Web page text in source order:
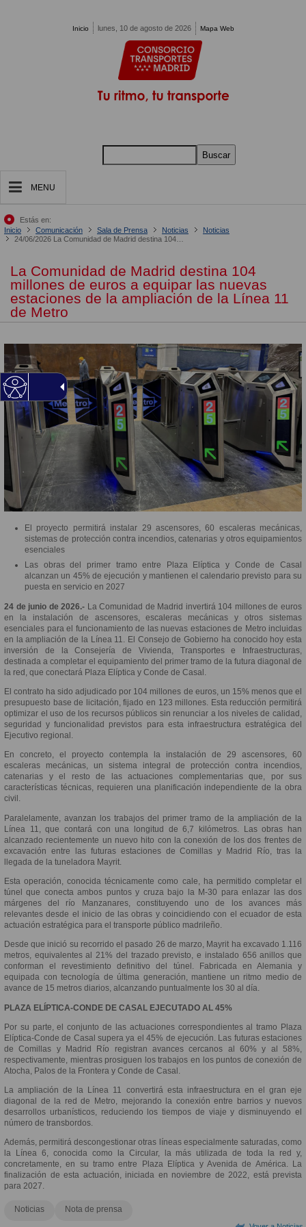
Inicio lunes, 10 de agosto de 2026 Mapa Web
Buscar
MENU
Estás en:
Inicio
Comunicación Sala de Prensa Noticias
Noticias
La Comunidad de Madrid destina 104
millones de euros a equipar las nuevas
estaciones de la ampliación de la Línea 11
de Metro
El proyecto permitirá instalar 29 ascensores, 60 escaleras mecánicas,
sistemas de protección contra incendios, catenarias y otros equipamientos
esenciales
Las obras del primer tramo entre Plaza Elíptica y Conde de Casal
alcanzan un 45% de ejecución y mantienen el calendario previsto para su
puesta en servicio en 2027
24 de junio de 2026.- La Comunidad de Madrid invertirá 104 millones de euros
en la instalación de ascensores, escaleras mecánicas y otros sistemas
esenciales para el funcionamiento de las nuevas estaciones de Metro incluidas
en la ampliación de la Línea 11. El Consejo de Gobierno ha conocido hoy esta
inversión de la Consejería de Vivienda, Transportes e Infraestructuras,
destinada a completar el equipamiento del primer tramo de la futura diagonal de
la red, que conectará Plaza Elíptica y Conde de Casal.
El contrato ha sido adjudicado por 104 millones de euros, un 15% menos que el
presupuesto base de licitación, fijado en 123 millones. Esta reducción permitirá
optimizar el uso de los recursos públicos sin renunciar a los niveles de calidad,
seguridad y funcionalidad previstos para esta infraestructura estratégica del
Ejecutivo regional.
En concreto, el proyecto contempla la instalación de 29 ascensores, 60
escaleras mecánicas, un sistema integral de protección contra incendios,
catenarias y el resto de las actuaciones complementarias que, por sus
características técnicas, requieren una planificación independiente de la obra
civil.
Paralelamente, avanzan los trabajos del primer tramo de la ampliación de la
Línea 11, que contará con una longitud de 6,7 kilómetros. Las obras han
alcanzado recientemente un nuevo hito con la conexión de los dos frentes de
excavación entre las futuras estaciones de Comillas y Madrid Río, tras la
llegada de la tuneladora Mayrit.
Esta operación, conocida técnicamente como cale, ha permitido completar el
túnel que conecta ambos puntos y cruza bajo la M-30 para enlazar las dos
márgenes del río Manzanares, constituyendo uno de los avances más
relevantes desde el inicio de las obras y coincidiendo con el ecuador de esta
actuación estratégica para el transporte público madrileño.
Desde que inició su recorrido el pasado 26 de marzo, Mayrit ha excavado 1.116
metros, equivalentes al 21% del trazado previsto, e instalado 656 anillos que
conforman el revestimiento definitivo del túnel. Fabricada en Alemania y
equipada con tecnología de última generación, mantiene un ritmo medio de
avance de 15 metros diarios, alcanzando puntualmente los 30 al día.
PLAZA ELÍPTICA-CONDE DE CASAL EJECUTADO AL 45%
Por su parte, el conjunto de las actuaciones correspondientes al tramo Plaza
Elíptica-Conde de Casal supera ya el 45% de ejecución. Las futuras estaciones
de Comillas y Madrid Río registran avances cercanos al 60% y al 58%,
respectivamente, mientras prosiguen los trabajos en los puntos de conexión de
Atocha, Palos de la Frontera y Conde de Casal.
La ampliación de la Línea 11 convertirá esta infraestructura en el gran eje
diagonal de la red de Metro, mejorando la conexión entre barrios y nuevos
desarrollos urbanísticos, reduciendo los tiempos de viaje y disminuyendo el
número de transbordos.
Además, permitirá descongestionar otras líneas especialmente saturadas, como
la Línea 6, conocida como la Circular, la más utilizada de toda la red y,
concretamente, en su tramo entre Plaza Elíptica y Avenida de América. La
finalización de esta actuación, iniciada en noviembre de 2022, está prevista
para 2027.
Noticias Nota de prensa